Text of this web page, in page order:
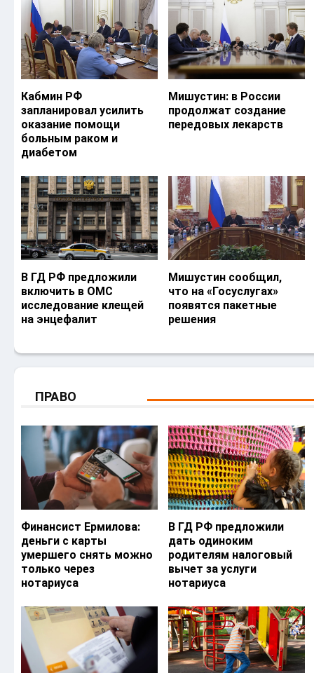
Кабмин РФ
запланировал усилить
оказание помощи
больным раком и
диабетом
Мишустин: в России
продолжат создание
передовых лекарств
В ГД РФ предложили
включить в ОМС
исследование клещей
на энцефалит
Мишустин сообщил,
что на «Госуслугах»
появятся пакетные
решения
ПРАВО
Финансист Ермилова:
деньги с карты
умершего снять можно
только через
нотариуса
В ГД РФ предложили
дать одиноким
родителям налоговый
вычет за услуги
нотариуса